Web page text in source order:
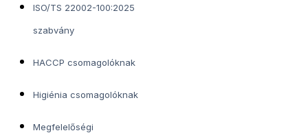
ISO/TS 22002-100:2025
szabvány
HACCP csomagolóknak
Higiénia csomagolóknak
Megfelelőségi